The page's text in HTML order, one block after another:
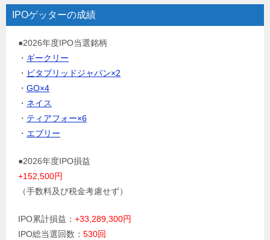
IPOゲッターの成績
●2026年度IPO当選銘柄
・ ギークリー
・ ビタブリッドジャパン×2
・ GO×4
・ ネイス
・ ティアフォー×6
・ エブリー
●2026年度IPO損益
+152,500円
（手数料及び税金考慮せず）
IPO累計損益： +33,289,300円
IPO総当選回数： 530回